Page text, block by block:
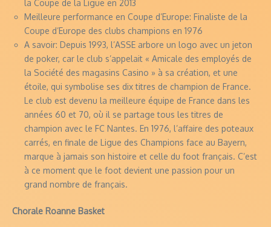
la Coupe de la Ligue en 2013
Meilleure performance en Coupe d’Europe: Finaliste de la
Coupe d’Europe des clubs champions en 1976
A savoir: Depuis 1993, l’ASSE arbore un logo avec un jeton
de poker, car le club s’appelait « Amicale des employés de
la Société des magasins Casino » à sa création, et une
étoile, qui symbolise ses dix titres de champion de France.
Le club est devenu la meilleure équipe de France dans les
années 60 et 70, où il se partage tous les titres de
champion avec le FC Nantes. En 1976, l’affaire des poteaux
carrés, en finale de Ligue des Champions face au Bayern,
marque à jamais son histoire et celle du foot français. C’est
à ce moment que le foot devient une passion pour un
grand nombre de français.
Chorale Roanne Basket